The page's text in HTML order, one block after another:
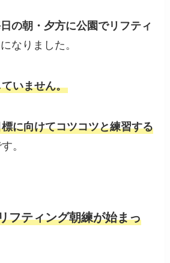
の朝・夕方に公園でリフティ
なりました。
いません。
に向けてコツコツと練習する
。
フティング朝練が始まっ